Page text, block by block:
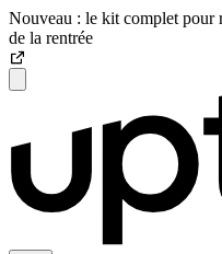
Nouveau : le kit complet pour
de la rentrée